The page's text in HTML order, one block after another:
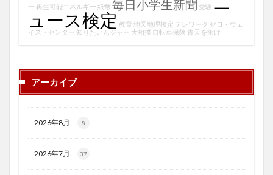
一 再生可能エネルギー 紙幣 毎日小学生新聞 受験
ュース検定 教育 地図地理検定 テレワーク ゼロ・ウェ
イストセンター 知りたいんジャー 大相撲 自転車保険 青天を衝け
アーカイブ
2026年8月 8
2026年7月 37